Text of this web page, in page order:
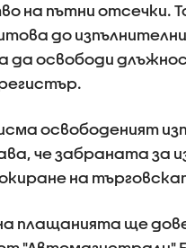
на пътни отсечки.
до
да освободи
освободеният
че забраната за
на
плащанията ще